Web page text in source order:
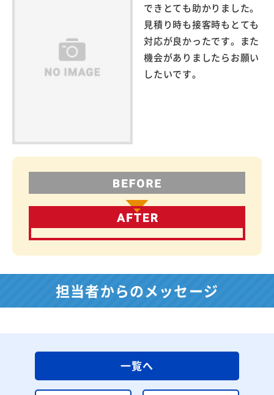
できとても助かりました。
見積り時も接客時もとても
対応が良かったです。また
機会がありましたらお願い
したいです。
担当者からのメッセージ
一覧へ